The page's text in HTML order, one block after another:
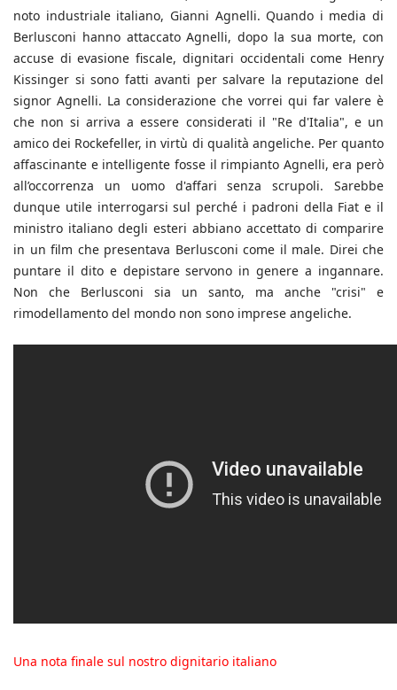
noto industriale italiano, Gianni Agnelli. Quando i media di
Berlusconi hanno attaccato Agnelli, dopo la sua morte, con
accuse di evasione fiscale, dignitari occidentali come Henry
Kissinger si sono fatti avanti per salvare la reputazione del
signor Agnelli. La considerazione che vorrei qui far valere è
che non si arriva a essere considerati il "Re d'Italia", e un
amico dei Rockefeller, in virtù di qualità angeliche. Per quanto
affascinante e intelligente fosse il rimpianto Agnelli, era però
all’occorrenza un uomo d'affari senza scrupoli. Sarebbe
dunque utile interrogarsi sul perché i padroni della Fiat e il
ministro italiano degli esteri abbiano accettato di comparire
in un film che presentava Berlusconi come il male. Direi che
puntare il dito e depistare servono in genere a ingannare.
Non che Berlusconi sia un santo, ma anche "crisi" e
rimodellamento del mondo non sono imprese angeliche.
Una nota finale sul nostro dignitario italiano